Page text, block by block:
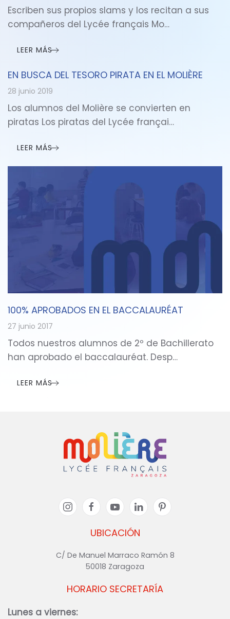
Escriben sus propios slams y los recitan a sus
compañeros del Lycée français Mo…
LEER MÁS
EN BUSCA DEL TESORO PIRATA EN EL MOLIÈRE
28 junio 2019
Los alumnos del Molière se convierten en
piratas Los piratas del Lycée françai…
LEER MÁS
100% APROBADOS EN EL BACCALAURÉAT
27 junio 2017
Todos nuestros alumnos de 2º de Bachillerato
han aprobado el baccalauréat. Desp…
LEER MÁS
UBICACIÓN
C/ De Manuel Marraco Ramón 8
50018 Zaragoza
HORARIO SECRETARÍA
Lunes a viernes: